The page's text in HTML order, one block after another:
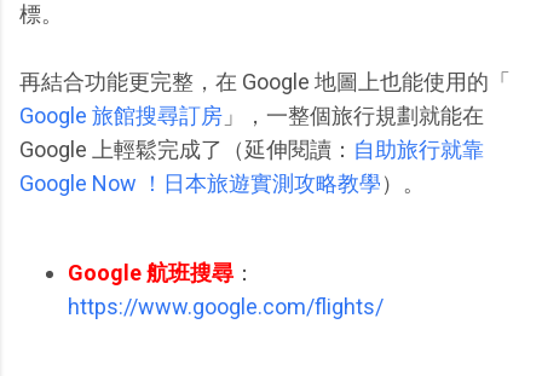
標。
再結合功能更完整，在 Google 地圖上也能使用的「
Google 旅館搜尋訂房 」，一整個旅行規劃就能在
Google 上輕鬆完成了（延伸閱讀： 自助旅行就靠
Google Now ！日本旅遊實測攻略教學）。
Google 航班搜尋 ：
https://www.google.com/flights/